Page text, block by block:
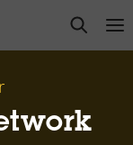
open